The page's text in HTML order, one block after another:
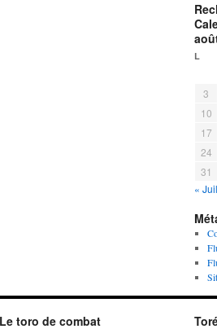
L
3
10
17
24
31
« Juil
Le toro de combat